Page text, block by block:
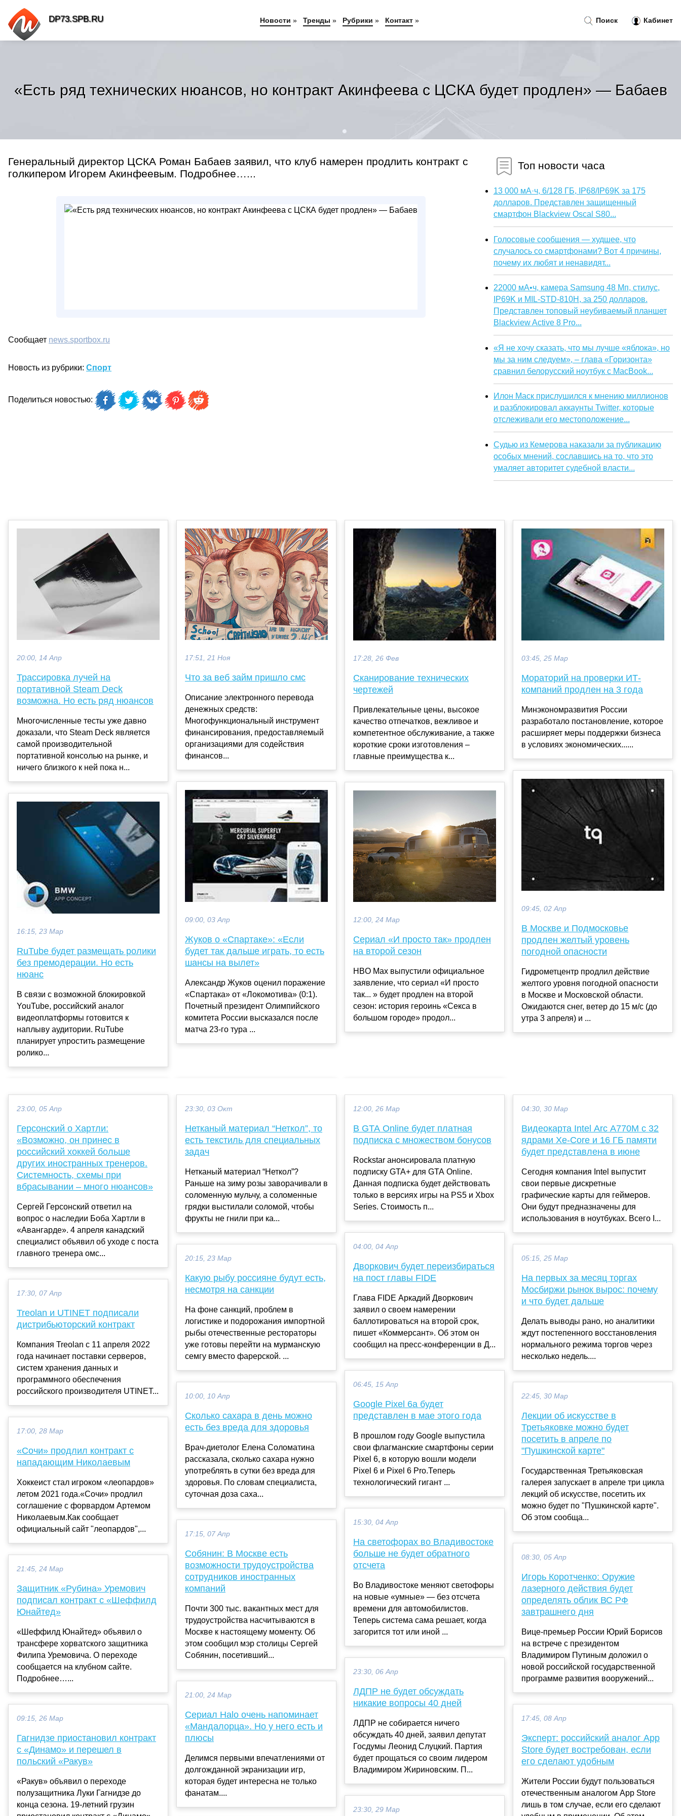
«Есть ряд технических нюансов, но контракт Акинфеева с ЦСКА будет продлен» — Бабаев
Генеральный директор ЦСКА Роман Бабаев заявил, что клуб намерен продлить контракт с
голкипером Игорем Акинфеевым. Подробнее…...
Сообщает news.sportbox.ru
Новость из рубрики: Спорт
Поделиться новостью:
Топ новости часа
13 000 мА·ч, 6/128 ГБ, IP68/IP69K за 175
долларов. Представлен защищенный
смартфон Blackview Oscal S80...
Голосовые сообщения — худшее, что
случалось со смартфонами? Вот 4 причины,
почему их любят и ненавидят...
22000 мА•ч, камера Samsung 48 Мп, стилус,
IP69K и MIL-STD-810H, за 250 долларов.
Представлен топовый неубиваемый планшет
Blackview Active 8 Pro...
«Я не хочу сказать, что мы лучше «яблока», но
мы за ним следуем», – глава «Горизонта»
сравнил белорусский ноутбук с MacBook...
Илон Маск прислушился к мнению миллионов
и разблокировал аккаунты Twitter, которые
отслеживали его местоположение...
Судью из Кемерова наказали за публикацию
особых мнений, сославшись на то, что это
умаляет авторитет судебной власти...
20:00, 14 Апр
Трассировка лучей на
портативной Steam Deck
возможна. Но есть ряд нюансов
Многочисленные тесты уже давно
доказали, что Steam Deck является
самой производительной
портативной консолью на рынке, и
ничего близкого к ней пока н...
16:15, 23 Мар
RuTube будет размещать ролики
без премодерации. Но есть
нюанс
В связи с возможной блокировкой
YouTube, российский аналог
видеоплатформы готовится к
наплыву аудитории. RuTube
планирует упростить размещение
ролико...
17:51, 21 Ноя
Что за веб займ пришло смс
Описание электронного перевода
денежных средств:
Многофункциональный инструмент
финансирования, предоставляемый
организациями для содействия
финансов...
09:00, 03 Апр
Жуков о «Спартаке»: «Если
будет так дальше играть, то есть
шансы на вылет»
Александр Жуков оценил поражение
«Спартака» от «Локомотива» (0:1).
Почетный президент Олимпийского
комитета России высказался после
матча 23-го тура ...
17:28, 26 Фев
Сканирование технических
чертежей
Привлекательные цены, высокое
качество отпечатков, вежливое и
компетентное обслуживание, а также
короткие сроки изготовления –
главные преимущества к...
12:00, 24 Мар
Сериал «И просто так» продлен
на второй сезон
HBO Max выпустили официальное
заявление, что сериал «И просто
так... » будет продлен на второй
сезон: история героинь «Секса в
большом городе» продол...
03:45, 25 Мар
Мораторий на проверки ИТ-
компаний продлен на 3 года
Минэкономразвития России
разработало постановление, которое
расширяет меры поддержки бизнеса
в условиях экономических......
09:45, 02 Апр
В Москве и Подмосковье
продлен желтый уровень
погодной опасности
Гидрометцентр продлил действие
желтого уровня погодной опасности
в Москве и Московской области.
Ожидаются снег, ветер до 15 м/с (до
утра 3 апреля) и ...
23:00, 05 Апр
Герсонский о Хартли:
«Возможно, он принес в
российский хоккей больше
других иностранных тренеров.
Системность, схемы при
вбрасывании – много нюансов»
Сергей Герсонский ответил на
вопрос о наследии Боба Хартли в
«Авангарде». 4 апреля канадский
специалист объявил об уходе с поста
главного тренера омс...
17:30, 07 Апр
Treolan и UTINET подписали
дистрибьюторский контракт
Компания Treolan с 11 апреля 2022
года начинает поставки серверов,
систем хранения данных и
программного обеспечения
российского производителя UTINET...
17:00, 28 Мар
«Сочи» продлил контракт с
нападающим Николаевым
Хоккеист стал игроком «леопардов»
летом 2021 года.«Сочи» продлил
соглашение с форвардом Артемом
Николаевым.Как сообщает
официальный сайт "леопардов",...
21:45, 24 Мар
Защитник «Рубина» Уремович
подписал контракт с «Шеффилд
Юнайтед»
«Шеффилд Юнайтед» объявил о
трансфере хорватского защитника
Филипа Уремовича. О переходе
сообщается на клубном сайте.
Подробнее…...
09:15, 26 Мар
Гагнидзе приостановил контракт
с «Динамо» и перешел в
польский «Ракув»
«Ракув» объявил о переходе
полузащитника Луки Гагнидзе до
конца сезона. 19-летний грузин
23:30, 03 Окт
Нетканый материал “Неткол”, то
есть текстиль для специальных
задач
Нетканый материал “Неткол”?
Раньше на зиму розы заворачивали в
соломенную мульчу, а соломенные
грядки выстилали соломой, чтобы
фрукты не гнили при ка...
20:15, 23 Мар
Какую рыбу россияне будут есть,
несмотря на санкции
На фоне санкций, проблем в
логистике и подорожания импортной
рыбы отечественные рестораторы
уже готовы перейти на мурманскую
семгу вместо фарерской. ...
10:00, 10 Апр
Сколько сахара в день можно
есть без вреда для здоровья
Врач-диетолог Елена Соломатина
рассказала, сколько сахара нужно
употреблять в сутки без вреда для
здоровья. По словам специалиста,
суточная доза саха...
17:15, 07 Апр
Собянин: В Москве есть
возможности трудоустройства
сотрудников иностранных
компаний
Почти 300 тыс. вакантных мест для
трудоустройства насчитываются в
Москве к настоящему моменту. Об
этом сообщил мэр столицы Сергей
Собянин, посетивший...
21:00, 24 Мар
Сериал Halo очень напоминает
«Мандалорца». Но у него есть и
плюсы
Делимся первыми впечатлениями от
долгожданной экранизации игр,
которая будет интересна не только
фанатам....
12:00, 26 Мар
В GTA Online будет платная
подписка с множеством бонусов
Rockstar анонсировала платную
подписку GTA+ для GTA Online.
Данная подписка будет действовать
только в версиях игры на PS5 и Xbox
Series. Стоимость п...
04:00, 04 Апр
Дворкович будет переизбираться
на пост главы FIDE
Глава FIDE Аркадий Дворкович
заявил о своем намерении
баллотироваться на второй срок,
пишет «Коммерсант». Об этом он
сообщил на пресс-конференции в Д...
06:45, 15 Апр
Google Pixel 6a будет
представлен в мае этого года
В прошлом году Google выпустила
свои флагманские смартфоны серии
Pixel 6, в которую вошли модели
Pixel 6 и Pixel 6 Pro.Теперь
технологический гигант ...
15:30, 04 Апр
На светофорах во Владивостоке
больше не будет обратного
отсчета
Во Владивостоке меняют светофоры
на новые «умные» — без отсчета
времени для автомобилистов.
Теперь система сама решает, когда
загорится тот или иной ...
23:30, 06 Апр
ЛДПР не будет обсуждать
никакие вопросы 40 дней
ЛДПР не собирается ничего
обсуждать 40 дней, заявил депутат
Госдумы Леонид Слуцкий. Партия
будет прощаться со своим лидером
Владимиром Жириновским. П...
23:30, 29 Мар
04:30, 30 Мар
Видеокарта Intel Arc A770M с 32
ядрами Xe-Core и 16 ГБ памяти
будет представлена в июне
Сегодня компания Intel выпустит
свои первые дискретные
графические карты для геймеров.
Они будут предназначены для
использования в ноутбуках. Всего I...
05:15, 25 Мар
На первых за месяц торгах
Мосбиржи рынок вырос: почему
и что будет дальше
Делать выводы рано, но аналитики
ждут постепенного восстановления
нормального режима торгов через
несколько недель....
22:45, 30 Мар
Лекции об искусстве в
Третьяковке можно будет
посетить в апреле по
"Пушкинской карте"
Государственная Третьяковская
галерея запускает в апреле три цикла
лекций об искусстве, посетить их
можно будет по "Пушкинской карте".
Об этом сообща...
08:30, 05 Апр
Игорь Коротченко: Оружие
лазерного действия будет
определять облик ВС РФ
завтрашнего дня
Вице-премьер России Юрий Борисов
на встрече с президентом
Владимиром Путиным доложил о
новой российской государственной
программе развития вооружений...
17:45, 08 Апр
Эксперт: российский аналог App
Store будет востребован, если
его сделают удобным
Жители России будут пользоваться
отечественным аналогом App Store
лишь в том случае, если его сделают
Поиск Кабинет
DP73.SPB.RU Новости » Тренды » Рубрики » Контакт »